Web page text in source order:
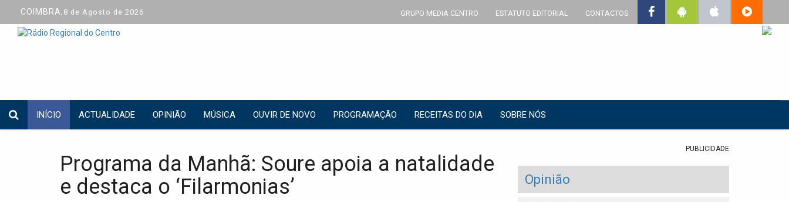
COIMBRA, 8 de Agosto de 2026 GRUPO MEDIA CENTRO ESTATUTO EDITORIAL CONTACTOS
INÍCIO ACTUALIDADE OPINIÃO MÚSICA OUVIR DE NOVO PROGRAMAÇÃO RECEITAS DO DIA SOBRE NÓS
Programa da Manhã: Soure apoia a natalidade
e destaca o ‘Filarmonias’
PUBLICIDADE
Opinião